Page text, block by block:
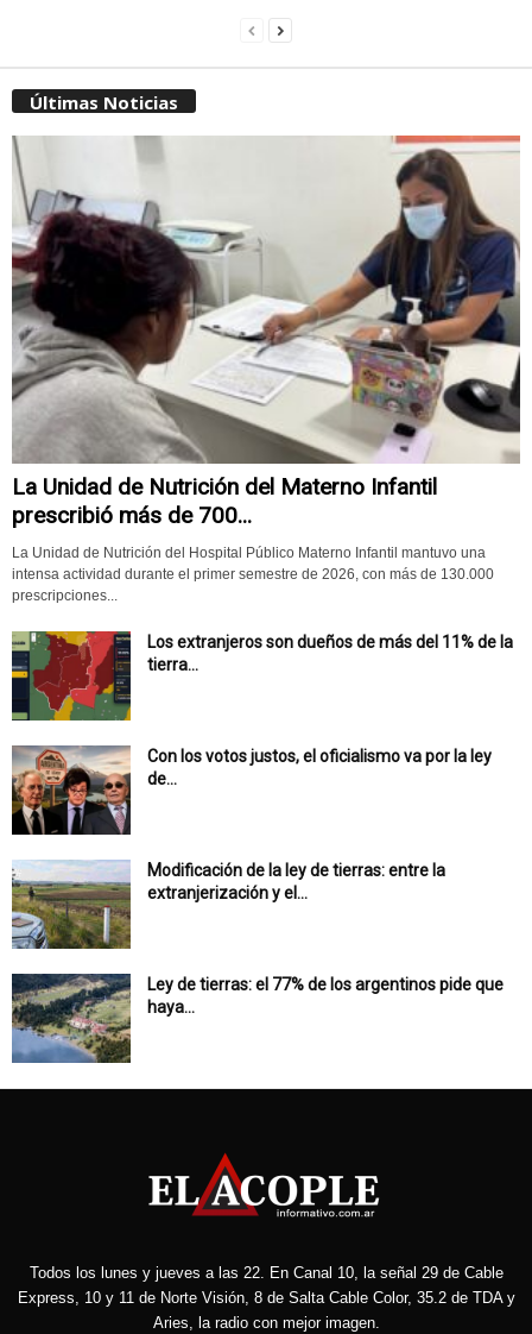
Últimas Noticias
La Unidad de Nutrición del Materno Infantil
prescribió más de 700...
La Unidad de Nutrición del Hospital Público Materno Infantil mantuvo una
intensa actividad durante el primer semestre de 2026, con más de 130.000
prescripciones...
Los extranjeros son dueños de más del 11% de la
tierra...
Con los votos justos, el oficialismo va por la ley
de...
Modificación de la ley de tierras: entre la
extranjerización y el...
Ley de tierras: el 77% de los argentinos pide que
haya...
Todos los lunes y jueves a las 22. En Canal 10, la señal 29 de Cable
Express, 10 y 11 de Norte Visión, 8 de Salta Cable Color, 35.2 de TDA y
Aries, la radio con mejor imagen.